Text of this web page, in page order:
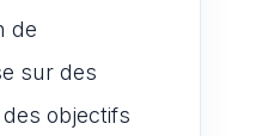
de
sur des
objectifs